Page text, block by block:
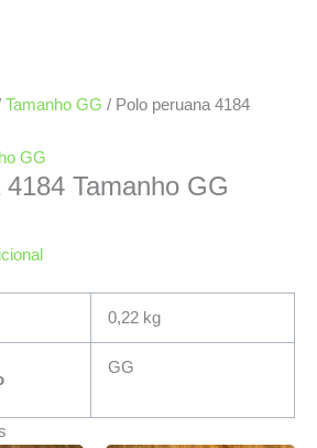
Tamanho GG / Polo peruana 4184
GG
Tamanho GG
0,22 kg
GG